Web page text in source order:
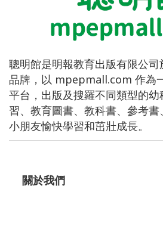
聰明館是明報教育出版有限公
品牌，以 mpepmall.com 作為
平台，出版及搜羅不同類型的
習、教育圖書、教科書、參考
小朋友愉快學習和茁壯成長。
關於我們